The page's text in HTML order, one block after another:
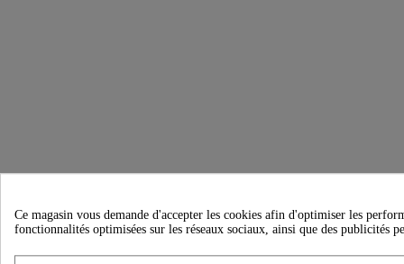
Ce magasin vous demande d'accepter les cookies afin d'optimiser les
fonctionnalités optimisées sur les réseaux sociaux, ainsi que des publicités